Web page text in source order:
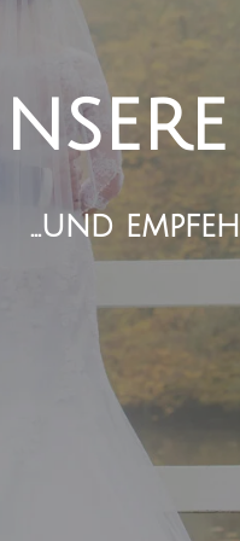
...und